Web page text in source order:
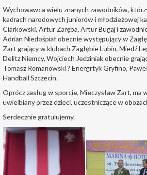
Wychowawca wielu znanych zawodników,
kadrach narodowych juniorów i młodzieżowej
Ciarkowski, Artur Zaręba, Artur Bugaj i
Adrian Niedośpiał obecnie występujący w
Zart grający w klubach Zagłębie Lubin, Miedź
Delitz Niemcy, Wojciech Jedziniak obecnie
Tomasz Romanowski ? Energrtyk Gryfino,
Handball Szczecin.
Oprócz zasług w sporcie, Mieczysław Zart, ma
uwielbiany przez dzieci, uczestniczące w
Serdecznie gratulujemy.